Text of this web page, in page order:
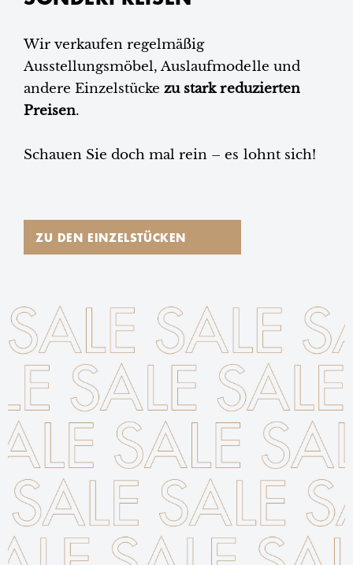
Wir verkaufen regelmäßig
Ausstellungsmöbel, Auslaufmodelle und
andere Einzelstücke zu stark reduzierten
Preisen.
Schauen Sie doch mal rein – es lohnt sich!
ZU DEN EINZELSTÜCKEN